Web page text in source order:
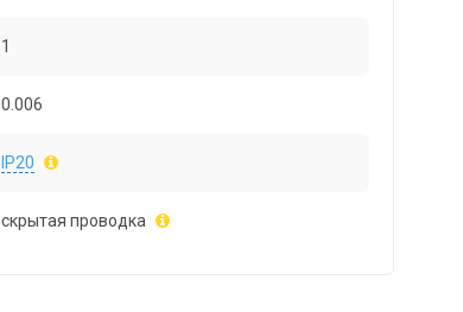
1
0.006
IP20
скрытая проводка